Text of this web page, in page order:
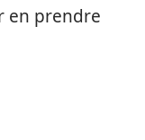
en prendre